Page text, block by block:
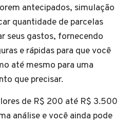
antecipados, simulação
quantidade de parcelas
seus gastos, fornecendo
e rápidas para que você
até mesmo para uma
que precisar.
de R$ 200 até R$ 3.500
análise e você ainda pode